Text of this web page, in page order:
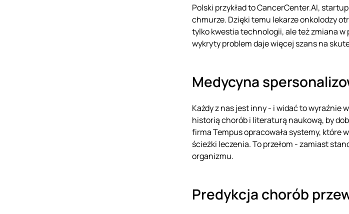
Polski przykład to CancerCenter.AI,
chmurze. Dzięki temu lekarze onkolodzy
tylko kwestia technologii, ale też zmiana w
wykryty problem daje więcej szans na
Medycyna
Każdy z nas jest inny - i widać to wyraźnie
historią chorób i literaturą naukową, by
firma Tempus opracowała systemy, które
ścieżki leczenia. To przełom - zamiast
organizmu.
Predykcja chorób